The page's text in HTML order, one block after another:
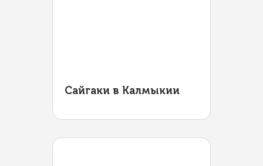
Сайгаки в Калмыкии